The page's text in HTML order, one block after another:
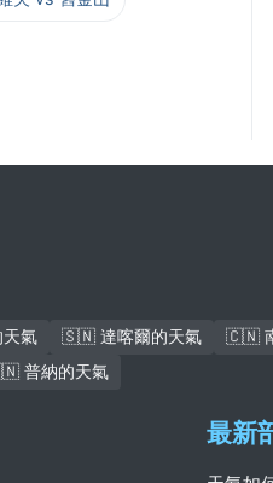
氣 🇸🇳 達喀爾的天氣 🇨🇳
普納的天氣
最新